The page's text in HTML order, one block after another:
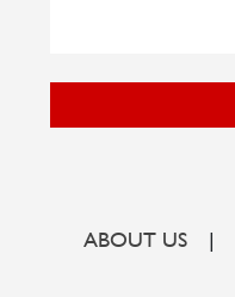
ABOUT US